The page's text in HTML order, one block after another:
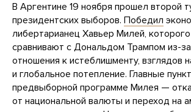
В Аргентине 19 ноября прошел второй
президентских выборов. Победил
либертарианец Хавьер Милей,
сравнивают с Дональдом Трампом из-
отношения к истеблишменту, взглядов
и глобальное потепление. Главные
предвыборной программе Милея —
от национальной валюты и переход на